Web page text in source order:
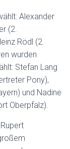
Alexander
(2.
Rödl (2.
wurden
Stefan Lang
Pony),
und Nadine
Oberpfalz).